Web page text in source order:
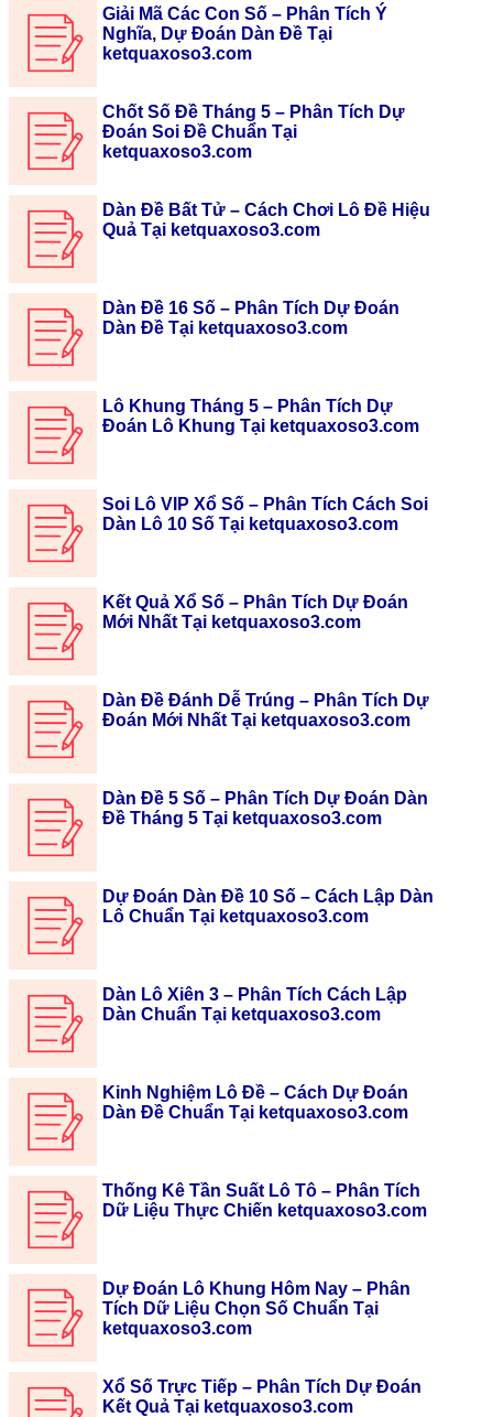
Giải Mã Các Con Số – Phân Tích Ý
Nghĩa, Dự Đoán Dàn Đề Tại
ketquaxoso3.com
Chốt Số Đề Tháng 5 – Phân Tích Dự
Đoán Soi Đề Chuẩn Tại
ketquaxoso3.com
Dàn Đề Bất Tử – Cách Chơi Lô Đề Hiệu
Quả Tại ketquaxoso3.com
Dàn Đề 16 Số – Phân Tích Dự Đoán
Dàn Đề Tại ketquaxoso3.com
Lô Khung Tháng 5 – Phân Tích Dự
Đoán Lô Khung Tại ketquaxoso3.com
Soi Lô VIP Xổ Số – Phân Tích Cách Soi
Dàn Lô 10 Số Tại ketquaxoso3.com
Kết Quả Xổ Số – Phân Tích Dự Đoán
Mới Nhất Tại ketquaxoso3.com
Dàn Đề Đánh Dễ Trúng – Phân Tích Dự
Đoán Mới Nhất Tại ketquaxoso3.com
Dàn Đề 5 Số – Phân Tích Dự Đoán Dàn
Đề Tháng 5 Tại ketquaxoso3.com
Dự Đoán Dàn Đề 10 Số – Cách Lập Dàn
Lô Chuẩn Tại ketquaxoso3.com
Dàn Lô Xiên 3 – Phân Tích Cách Lập
Dàn Chuẩn Tại ketquaxoso3.com
Kinh Nghiệm Lô Đề – Cách Dự Đoán
Dàn Đề Chuẩn Tại ketquaxoso3.com
Thống Kê Tần Suất Lô Tô – Phân Tích
Dữ Liệu Thực Chiến ketquaxoso3.com
Dự Đoán Lô Khung Hôm Nay – Phân
Tích Dữ Liệu Chọn Số Chuẩn Tại
ketquaxoso3.com
Xổ Số Trực Tiếp – Phân Tích Dự Đoán
Kết Quả Tại ketquaxoso3.com